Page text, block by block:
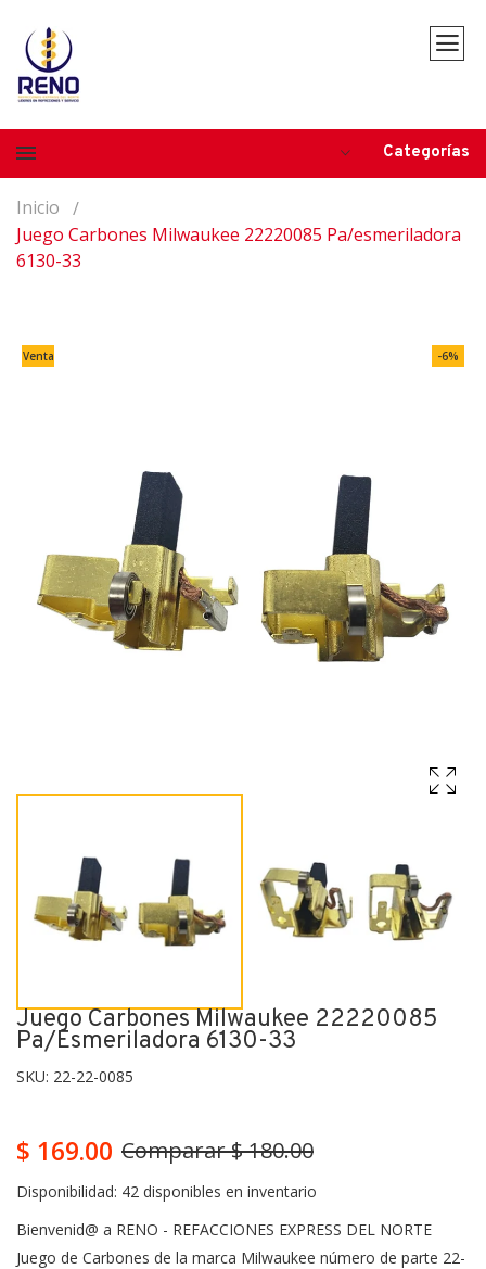
Categorías
Inicio
Juego Carbones Milwaukee 22220085 Pa/esmeriladora
6130-33
Venta -6%
Juego Carbones Milwaukee 22220085
Pa/esmeriladora 6130-33
SKU: 22-22-0085
$ 169.00 Comparar $ 180.00
Disponibilidad: 42 disponibles en inventario
Bienvenid@ a RENO - REFACCIONES EXPRESS DEL NORTE
Juego de Carbones de la marca Milwaukee número de parte 22-